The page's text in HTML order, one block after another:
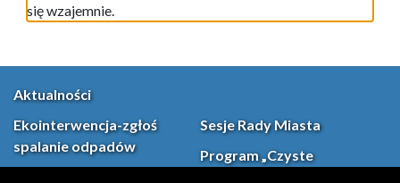
Aktualności
Ekointerwencja-zgłoś
spalanie odpadów
Sesje Rady Miasta
Program „Czyste